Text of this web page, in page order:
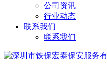
公司资讯
行业动态
联系我们
联系我们